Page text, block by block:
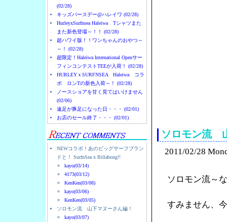
(02/28)
キッズバースデー@ハレイワ (02/28)
HurleyxSurfnsea Haleiwa Tシャツまた
また新色登場～！！ (02/28)
超ハワイ版！！ワンちゃんのおやつ～
～！ (02/28)
超限定！Haleiwa International Openサー
フィンコンテストTEEが入荷！ (02/28)
HURLEYｘSURFNSEA Haleiwa コラ
ボ ロンTの新色入荷～！ (02/28)
ノースショアを甘く見てはいけません
(02/06)
遠足が豚足になった日・・・ (02/01)
お店のセール終了・・・ (02/01)
NEWコラボ！あのビッグサーフブラン
ドと！ SurfnSea x Billabong!!
kayo(03/14)
4173(03/12)
KenKen(03/08)
kayo(03/06)
KenKen(03/05)
ソロモン流 山下マヌーさん編！
kayo(03/07)
ソロモン流
2011/02/28
ソロモン流～
すみません、